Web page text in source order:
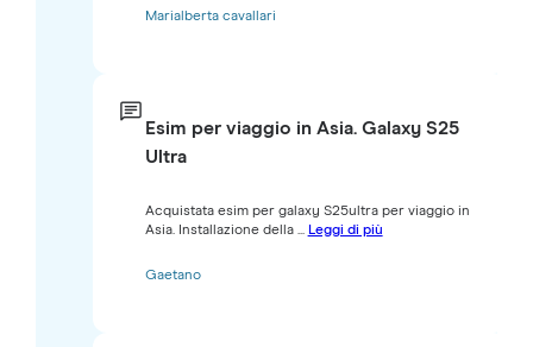
Marialberta cavallari
Esim per viaggio in Asia. Galaxy S25
Ultra
Acquistata esim per galaxy S25ultra per viaggio in
Asia. Installazione della ... Leggi di più
Gaetano